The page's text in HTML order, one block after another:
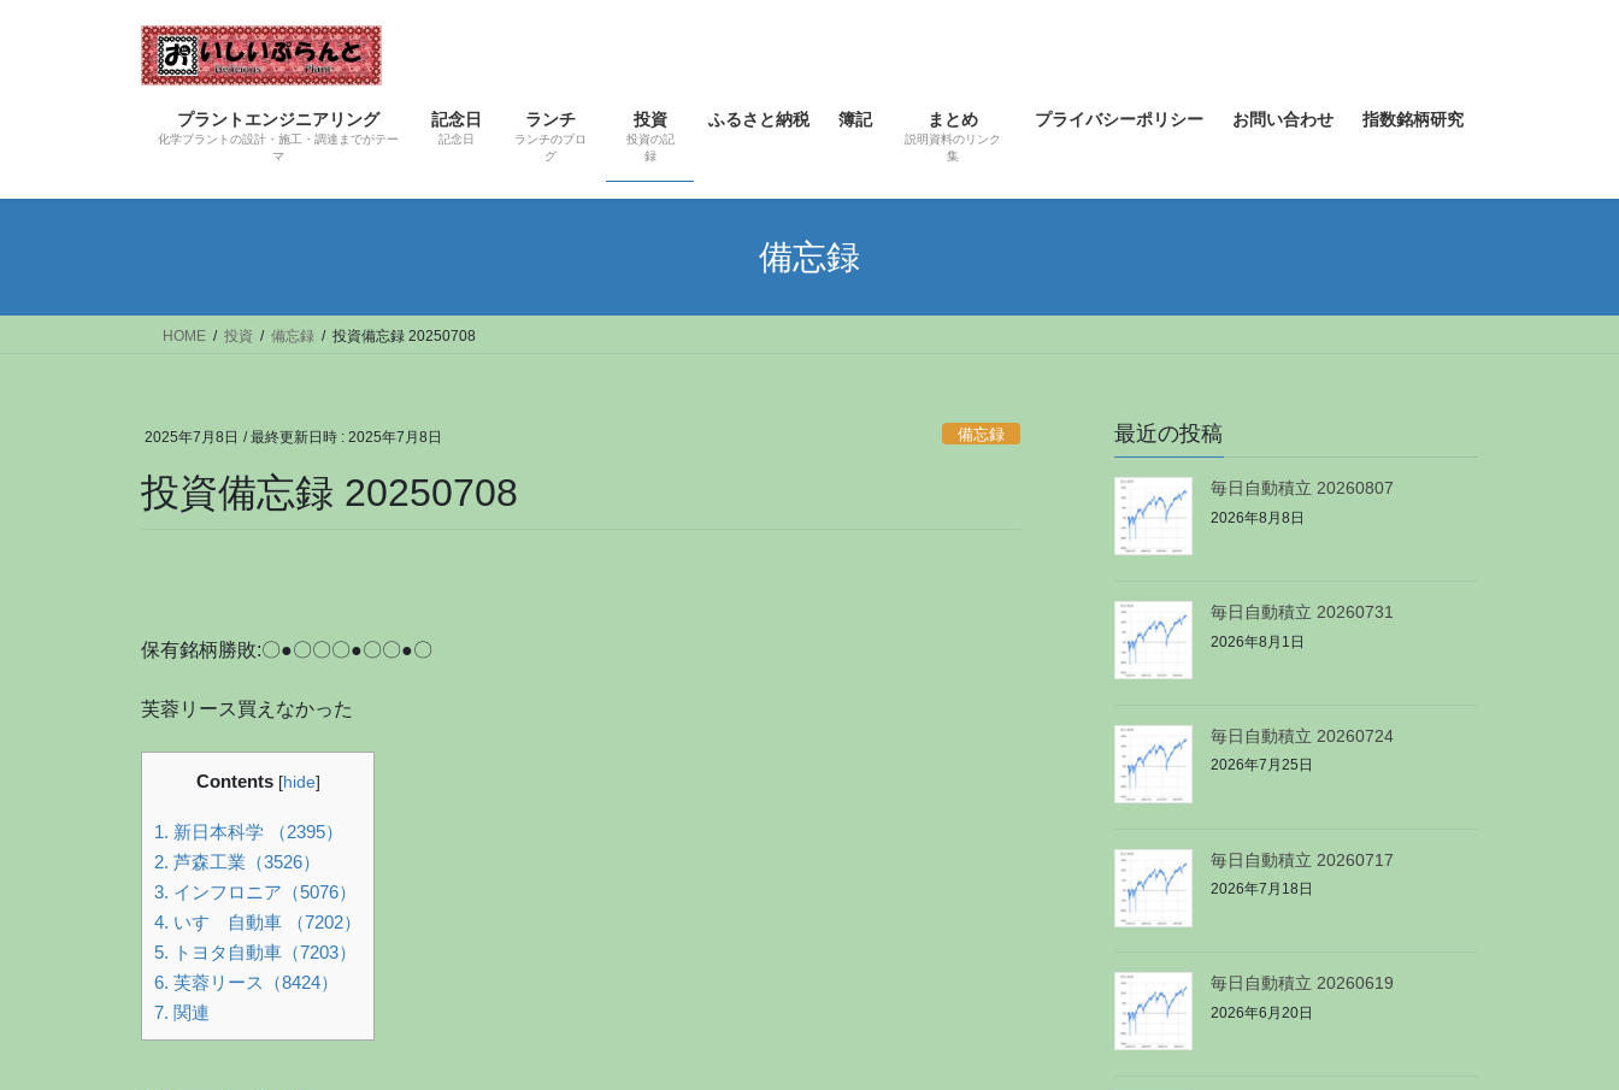
プラントエンジニアリング
化学プラントの設計・施工・調達までがテー
マ
記念日
記念日
ランチ
ランチのブロ
グ
投資
投資の記
録
ふるさと納税 簿記 まとめ
説明資料のリンク
集
プライバシーポリシー お問い合わせ 指数銘柄研究
備忘録
HOME 投資 備忘録 投資備忘録 20250708
2025年7月8日 / 最終更新日時 : 2025年7月8日 備忘録
投資備忘録 20250708
保有銘柄勝敗:〇●〇〇〇●〇〇●〇
芙蓉リース買えなかった
Contents [hide]
1. 新日本科学 （2395）
2. 芦森工業（3526）
3. インフロニア（5076）
4. いすゞ自動車 （7202）
5. トヨタ自動車（7203）
6. 芙蓉リース（8424）
7. 関連
最近の投稿
毎日自動積立 20260807
2026年8月8日
毎日自動積立 20260731
2026年8月1日
毎日自動積立 20260724
2026年7月25日
毎日自動積立 20260717
2026年7月18日
毎日自動積立 20260619
2026年6月20日